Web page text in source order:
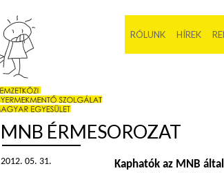
RÓLUNK HÍREK
MNB ÉRMESOROZAT
2012. 05. 31.
Kaphatók az MNB